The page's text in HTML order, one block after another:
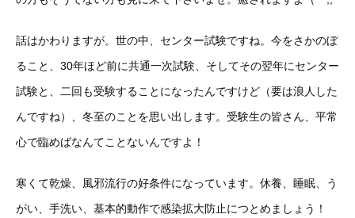
話はかわりますが。世の中、センター試験ですね。今をさかのぼ
ること、30年ほど前に共通一次試験、そしてその翌年にセンター
試験と、二回も受験することになったんですけど（要は浪人した
んですね）、冬至のことを思い出します。受験生の皆さん、平常
心で臨めばなんてことないんですよ！
寒くて乾燥、風邪流行の好条件になっています。休養、睡眠、う
がい、手洗い、基本的動作で感染拡大防止につとめましょう！